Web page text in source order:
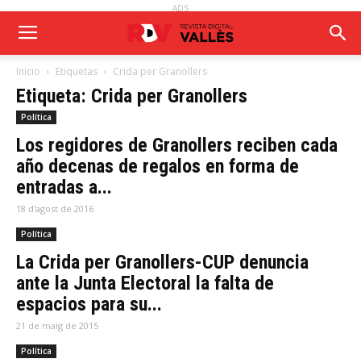
ADS
Inicio Etiquetas Crida per Granollers
Etiqueta: Crida per Granollers
Política
Los regidores de Granollers reciben cada
año decenas de regalos en forma de
entradas a...
18 d'agost de 2016
Política
La Crida per Granollers-CUP denuncia
ante la Junta Electoral la falta de
espacios para su...
21 de maig de 2015
Política